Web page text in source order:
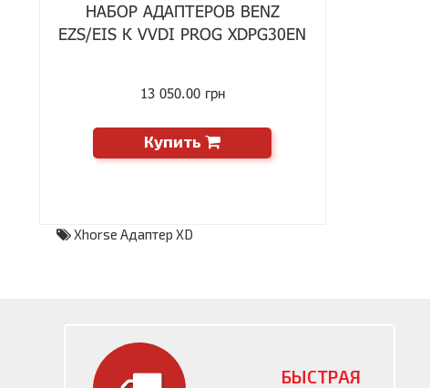
НАБОР АДАПТЕРОВ BENZ
EZS/EIS К VVDI PROG XDPG30EN
13 050.00 грн
Купить
Xhorse Адаптер XD
БЫСТРАЯ